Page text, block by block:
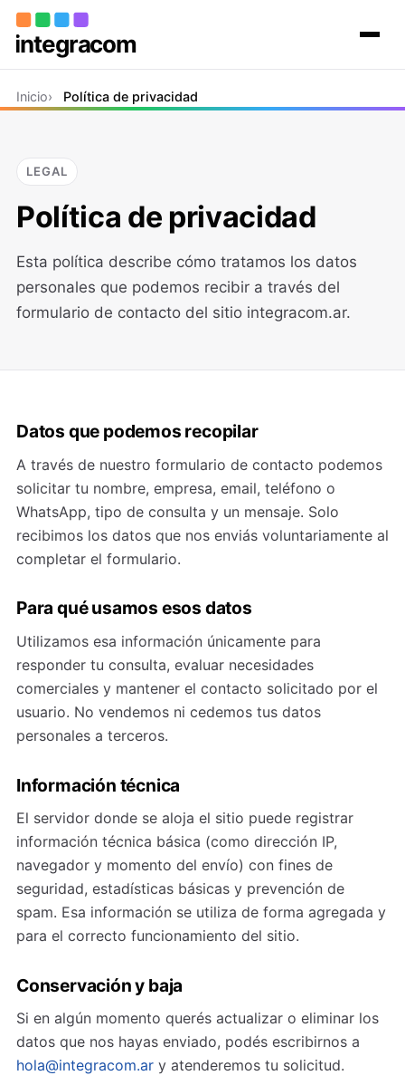
Inicio
El grupo
Contacto
Inicio Política de privacidad
LEGAL
Política de privacidad
Esta política describe cómo tratamos los datos
personales que podemos recibir a través del
formulario de contacto del sitio integracom.ar.
Datos que podemos recopilar
A través de nuestro formulario de contacto podemos
solicitar tu nombre, empresa, email, teléfono o
WhatsApp, tipo de consulta y un mensaje. Solo
recibimos los datos que nos enviás voluntariamente al
completar el formulario.
Para qué usamos esos datos
Utilizamos esa información únicamente para
responder tu consulta, evaluar necesidades
comerciales y mantener el contacto solicitado por el
usuario. No vendemos ni cedemos tus datos
personales a terceros.
Información técnica
El servidor donde se aloja el sitio puede registrar
información técnica básica (como dirección IP,
navegador y momento del envío) con fines de
seguridad, estadísticas básicas y prevención de
spam. Esa información se utiliza de forma agregada y
para el correcto funcionamiento del sitio.
Conservación y baja
Si en algún momento querés actualizar o eliminar los
datos que nos hayas enviado, podés escribirnos a
hola@integracom.ary atenderemos tu solicitud.